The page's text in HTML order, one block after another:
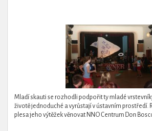
Mladí skauti se rozhodli podpořit ty mladé
životě jednoduché a vyrůstají v ústavním prostředí.
plesa jeho výtěžek věnovat NNO Centrum Don